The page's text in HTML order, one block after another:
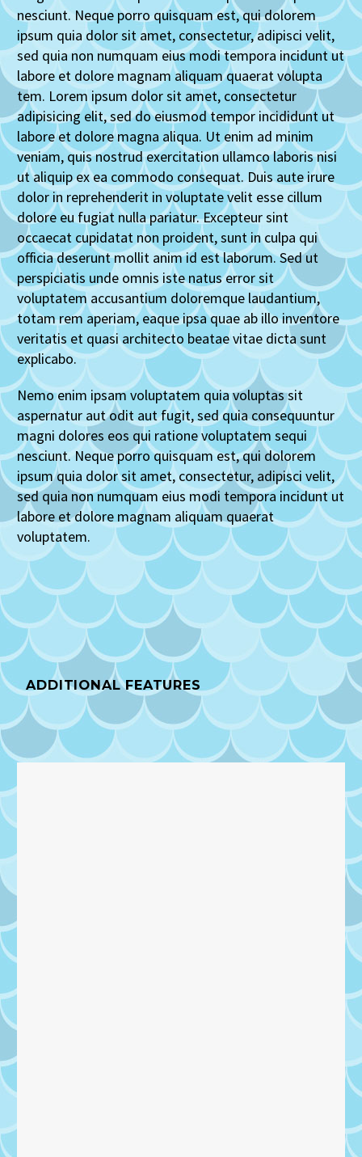
nesciunt. Neque porro quisquam est, qui dolorem
ipsum quia dolor sit amet, consectetur, adipisci velit,
sed quia non numquam eius modi tempora incidunt ut
labore et dolore magnam aliquam quaerat volupta
tem. Lorem ipsum dolor sit amet, consectetur
adipisicing elit, sed do eiusmod tempor incididunt ut
labore et dolore magna aliqua. Ut enim ad minim
veniam, quis nostrud exercitation ullamco laboris nisi
ut aliquip ex ea commodo consequat. Duis aute irure
dolor in reprehenderit in voluptate velit esse cillum
dolore eu fugiat nulla pariatur. Excepteur sint
occaecat cupidatat non proident, sunt in culpa qui
officia deserunt mollit anim id est laborum. Sed ut
perspiciatis unde omnis iste natus error sit
voluptatem accusantium doloremque laudantium,
totam rem aperiam, eaque ipsa quae ab illo inventore
veritatis et quasi architecto beatae vitae dicta sunt
explicabo.
Nemo enim ipsam voluptatem quia voluptas sit
aspernatur aut odit aut fugit, sed quia consequuntur
magni dolores eos qui ratione voluptatem sequi
nesciunt. Neque porro quisquam est, qui dolorem
ipsum quia dolor sit amet, consectetur, adipisci velit,
sed quia non numquam eius modi tempora incidunt ut
labore et dolore magnam aliquam quaerat
voluptatem.
ADDITIONAL FEATURES